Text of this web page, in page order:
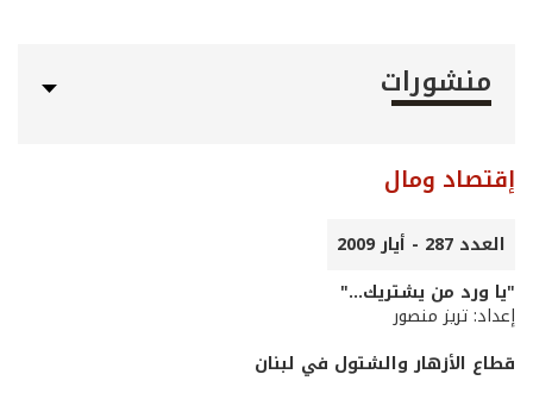
منشورات
إقتصاد ومال
العدد 287 - أيار 2009
"يا ورد من يشتريك..."
إعداد: تريز منصور
قطاع الأزهار والشتول في لبنان